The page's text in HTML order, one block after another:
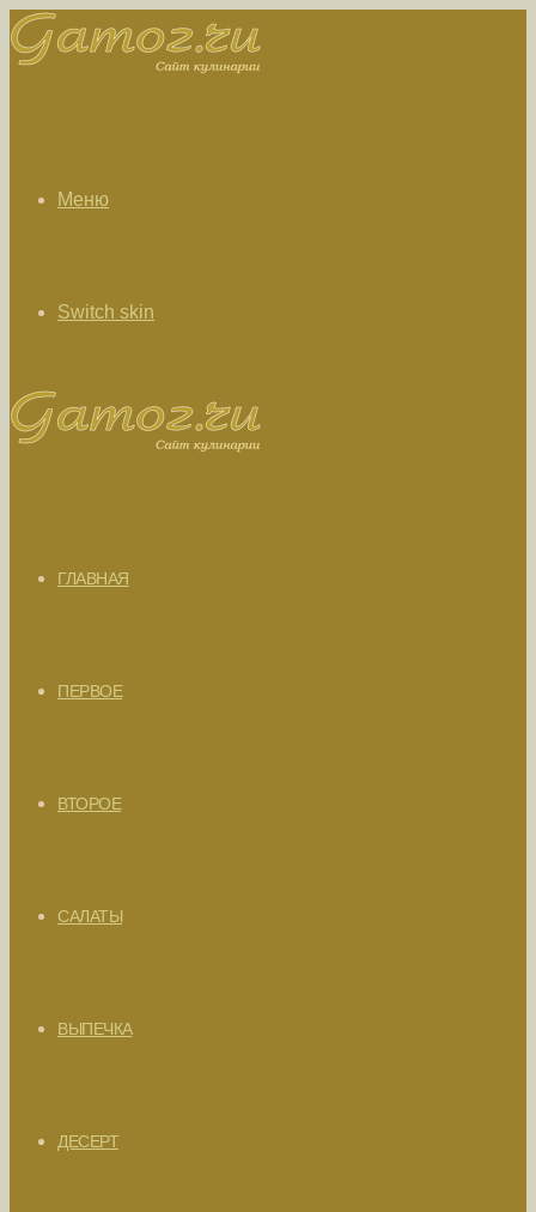
Меню
Switch skin
ГЛАВНАЯ
ПЕРВОЕ
ВТОРОЕ
САЛАТЫ
ВЫПЕЧКА
ДЕСЕРТ